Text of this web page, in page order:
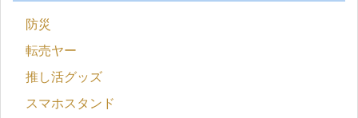
防災
転売ヤー
推し活グッズ
スマホスタンド